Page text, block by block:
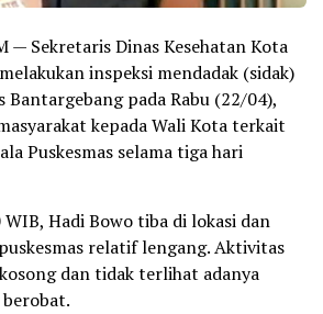
— Sekretaris Dinas Kesehatan Kota
inspeksi mendadak (sidak)
Bantargebang pada Rabu (22/04),
kepada Wali Kota terkait
Puskesmas selama tiga hari
Hadi Bowo tiba di lokasi dan
relatif lengang. Aktivitas
dan tidak terlihat adanya